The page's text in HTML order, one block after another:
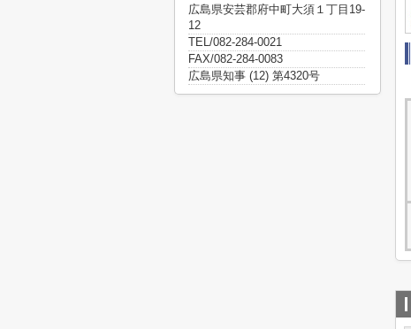
広島県安芸郡府中町大須１丁目19-
12
TEL/082-284-0021
FAX/082-284-0083
広島県知事 (12) 第4320号